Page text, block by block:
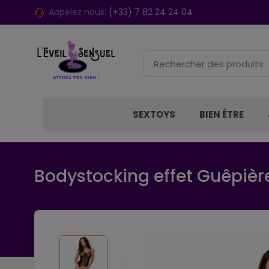
Appelez nous: (+33) 7 82 24 24 04
SEXTOYS BIEN ÊTRE
Bodystocking effet